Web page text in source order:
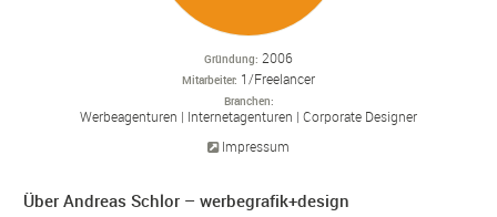
Gründung 2006
Mitarbeiter 1/Freelancer
Branchen
Werbeagenturen Internetagenturen
Corporate Designer
Impressum
Über Andreas Schlor – werbegrafik+design